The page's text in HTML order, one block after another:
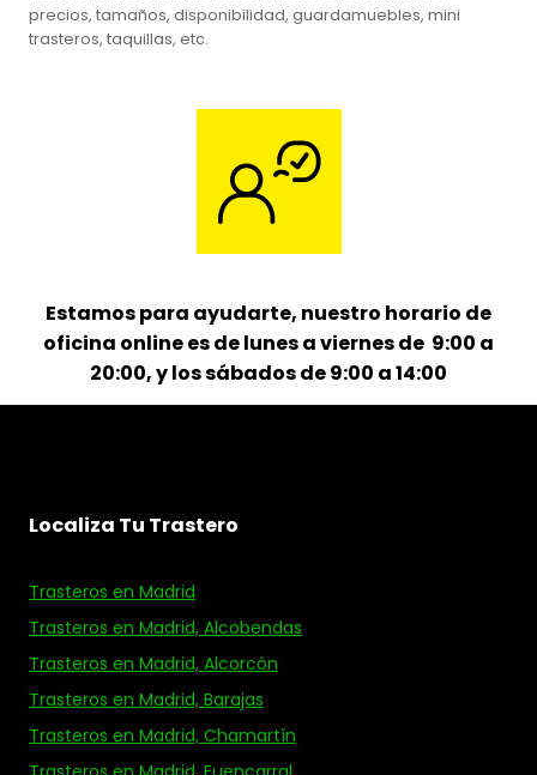
precios, tamaños, disponibilidad, guardamuebles, mini
trasteros, taquillas, etc.
Estamos para ayudarte, nuestro horario de
oficina online es de lunes a viernes de 9:00 a
20:00, y los sábados de 9:00 a 14:00
Localiza Tu Trastero
Trasteros en Madrid
Trasteros en Madrid, Alcobendas
Trasteros en Madrid, Alcorcón
Trasteros en Madrid, Barajas
Trasteros en Madrid, Chamartín